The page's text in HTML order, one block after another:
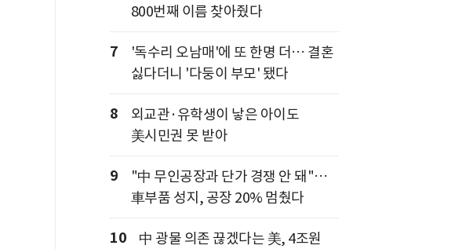
800번째 이름 찾아줬다
7
'독수리 오남매'에 또 한명 더… 결혼
싫다더니 '다둥이 부모' 됐다
8
외교관·유학생이 낳은 아이도
美시민권 못 받아
9
"中 무인공장과 단가 경쟁 안 돼"…
車부품 성지, 공장 20% 멈췄다
10
中 광물 의존 끊겠다는 美, 4조원